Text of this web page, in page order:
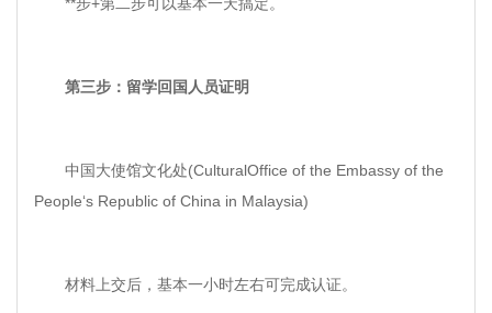
**步+第二步可以基本一天搞定。
第三步：留学回国人员证明
中国大使馆文化处(CulturalOffice of the Embassy of the
People‘s Republic of China in Malaysia)
材料上交后，基本一小时左右可完成认证。